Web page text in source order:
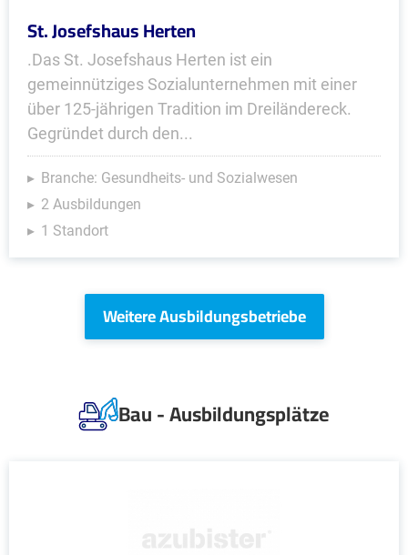
St. Josefshaus Herten
.Das St. Josefshaus Herten ist ein
gemeinnütziges Sozialunternehmen mit einer
über 125-jährigen Tradition im Dreiländereck.
Gegründet durch den...
Branche: Gesundheits- und Sozialwesen
2 Ausbildungen
1 Standort
Weitere Ausbildungsbetriebe
Bau - Ausbildungsplätze